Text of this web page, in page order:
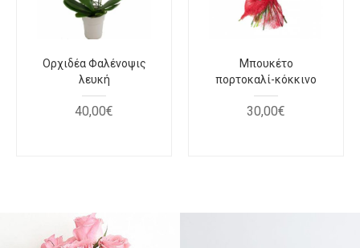
Ορχιδέα Φαλένοψις
λευκή
40,00€
Μπουκέτο
πορτοκαλί-κόκκινο
30,00€